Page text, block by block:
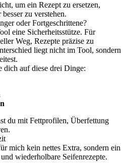
um ein Rezept zu ersetzen,
zu verstehen.
oder Fortgeschrittene?
eine Sicherheitsstütze. Für
Weg, Rezepte präzise zu
liegt nicht im Tool, sondern
dich auf diese drei Dinge:
du mit Fettprofilen, Überfettung
mich kein nettes Extra, sondern ein
wiederholbare Seifenrezepte.